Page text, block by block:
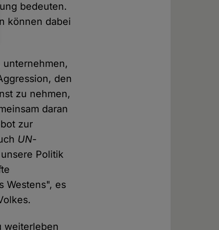
bedeuten.
können dabei
den
zu nehmen,
daran
zur
UN-
Politik
Westens", es
weiterleben